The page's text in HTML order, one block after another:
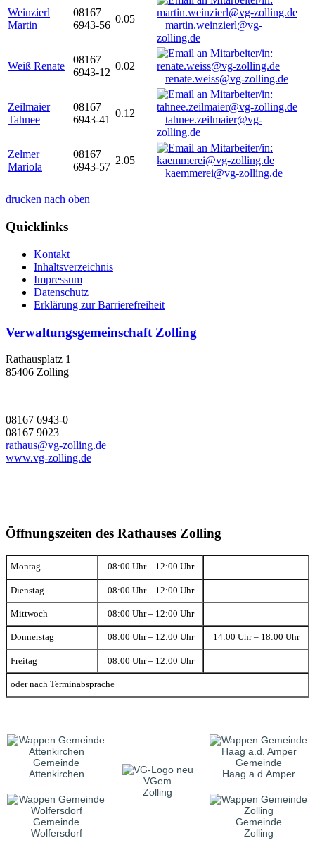
Weinzierl
Martin
08167
6943-56
0.05
martin.weinzierl@vg-
zolling.de
Weiß Renate
08167
6943-12
0.02
renate.weiss@vg-zolling.de
Zeilmaier
Tahnee
08167
6943-41
0.12
tahnee.zeilmaier@vg-
zolling.de
Zelmer
Mariola
08167
6943-57
2.05
kaemmerei@vg-zolling.de
drucken nach oben
Quicklinks
Kontakt
Inhaltsverzeichnis
Impressum
Datenschutz
Erklärung zur Barrierefreiheit
Verwaltungsgemeinschaft Zolling
Rathausplatz 1
85406 Zolling
08167 6943-0
08167 9023
rathaus@vg-zolling.de
www.vg-zolling.de
Öffnungszeiten des Rathauses Zolling
Montag 08:00 Uhr – 12:00 Uhr
Dienstag 08:00 Uhr – 12:00 Uhr
Mittwoch 08:00 Uhr – 12:00 Uhr
Donnerstag 08:00 Uhr – 12:00 Uhr 14:00 Uhr – 18:00 Uhr
Freitag 08:00 Uhr – 12:00 Uhr
oder nach Terminabsprache
Gemeinde
Attenkirchen
VGem
Zolling
Gemeinde
Haag a.d.Amper
Gemeinde
Wolfersdorf
Gemeinde
Zolling